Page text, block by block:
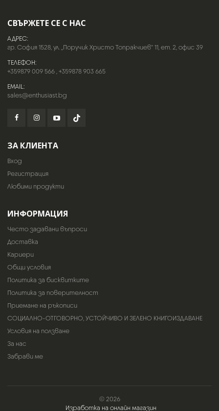
СВЪРЖЕТЕ СЕ С НАС
АДРЕС:
гр. София 1528, ул. „Поручик Христо Топракчиев“ 11, ет. 2, офис 39
ТЕЛЕФОН:
+359879 009 566,+359878 903 665
EMAIL:
sales@enthusiast.bg
ЗА КЛИЕНТА
Вход
Регистрация
Любими продукти
ИНФОРМАЦИЯ
Често задавани въпроси
Доставка
Кариери
Общи условия
Политика за бисквитките
Политика за поверителност
Приемане на ръкописи
СОЦИАЛНО-ОТГОВОРНО, УСТОЙЧИВО И ЗЕЛЕНО КНИГОИЗДАВАНЕ
Условия на ползване
За нас
Забрави ме
© 2026
Изработка на онлайн магазин